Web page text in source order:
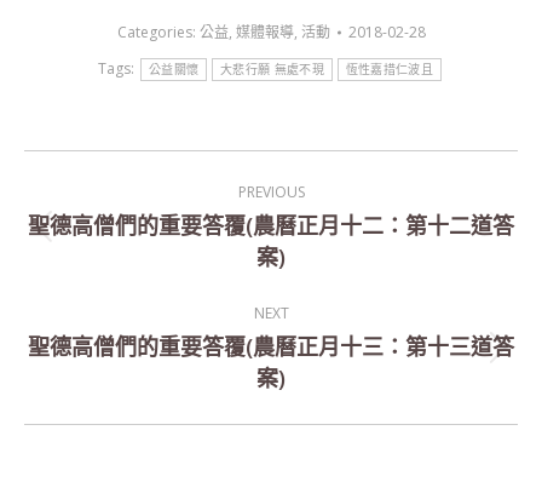
Categories: 公益, 媒體報導, 活動
2018-02-28
Tags:
公益關懷 大悲行願 無處不現 恆性嘉措仁波且
navigation
PREVIOUS
Previous
聖德高僧們的重要答覆(農曆正月十二：第十二道答
案)
NEXT
Next
聖德高僧們的重要答覆(農曆正月十三：第十三道答
案)